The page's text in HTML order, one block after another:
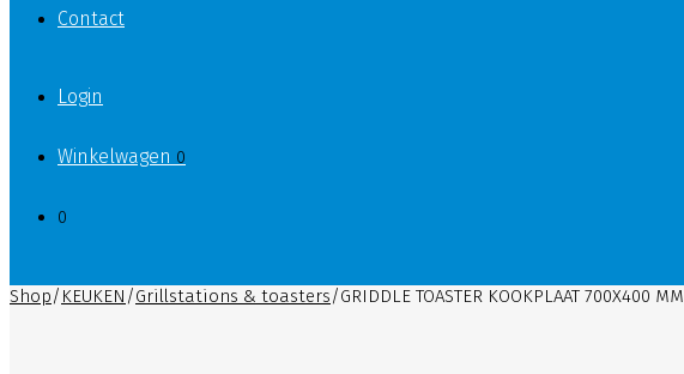
Contact
Login
Winkelwagen 0
0
Shop/ KEUKEN /Grillstations & toasters/GRIDDLE TOASTER KOOKPLAAT 700X400 MM